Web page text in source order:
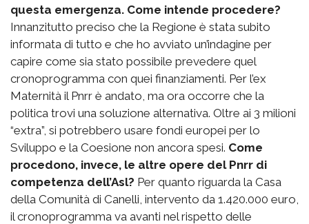
questa emergenza. Come intende procedere?
Innanzitutto preciso che la Regione è stata subito
informata di tutto e che ho avviato un’indagine per
capire come sia stato possibile prevedere quel
cronoprogramma con quei finanziamenti. Per l’ex
Maternità il Pnrr è andato, ma ora occorre che la
politica trovi una soluzione alternativa. Oltre ai 3 milioni
“extra”, si potrebbero usare fondi europei per lo
Sviluppo e la Coesione non ancora spesi. Come
procedono, invece, le altre opere del Pnrr di
competenza dell’Asl? Per quanto riguarda la Casa
della Comunità di Canelli, intervento da 1.420.000 euro,
il cronoprogramma va avanti nel rispetto delle